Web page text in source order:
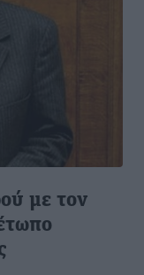
με τον